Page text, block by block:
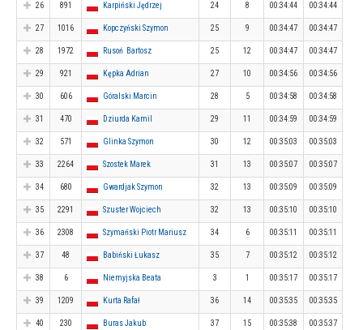
26 891 Karpiński Jędrzej 24 8 00:34:44 00:34:44
27 1016 Kopczyński Szymon 25 9 00:34:47 00:34:47
28 1972 Rusoń Bartosz 25 12 00:34:47 00:34:47
29 921 Kępka Adrian 27 10 00:34:56 00:34:56
30 606 Góralski Marcin 28 5 00:34:58 00:34:58
31 470 Dziurda Kamil 29 11 00:34:59 00:34:59
32 571 Glinka Szymon 30 12 00:35:03 00:35:03
33 2264 Szostek Marek 31 13 00:35:07 00:35:07
34 680 Gwardjak Szymon 32 13 00:35:09 00:35:09
35 2291 Szuster Wojciech 32 13 00:35:10 00:35:10
36 2308 Szymański Piotr Mariusz 34 6 00:35:11 00:35:11
37 48 Babiński Łukasz 35 7 00:35:12 00:35:12
38 6 Niemyjska Beata 3 1 00:35:17 00:35:17
39 1209 Kurta Rafał 36 14 00:35:35 00:35:35
40 230 Buras Jakub 37 15 00:35:38 00:35:37